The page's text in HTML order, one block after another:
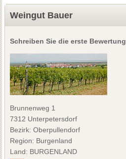
Weingut Bauer
Schreiben Sie die erste Bewertung
Brunnenweg 1
7312 Unterpetersdorf
Bezirk: Oberpullendorf
Region: Burgenland
Land: BURGENLAND